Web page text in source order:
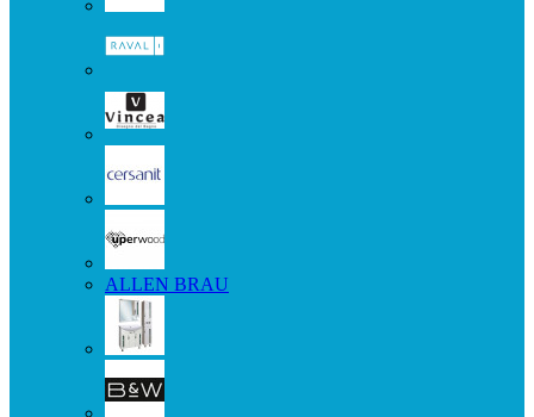
ALLEN BRAU